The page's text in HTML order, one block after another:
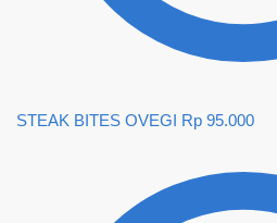
STEAK BITES OVEGI Rp 95.000